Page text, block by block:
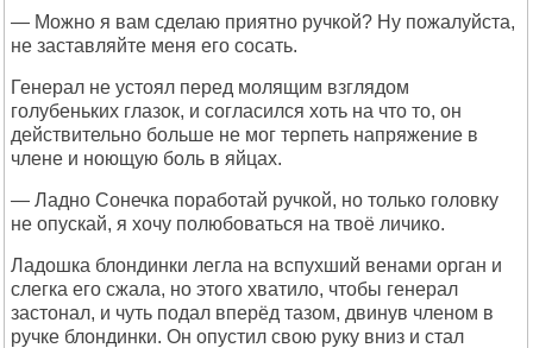
— Можно я вам сделаю приятно ручкой? Ну пожалуйста,
не заставляйте меня его сосать.
Генерал не устоял перед молящим взглядом
голубеньких глазок, и согласился хоть на что то, он
действительно больше не мог терпеть напряжение в
члене и ноющую боль в яйцах.
— Ладно Сонечка поработай ручкой, но только головку
не опускай, я хочу полюбоваться на твоё личико.
Ладошка блондинки легла на вспухший венами орган и
слегка его сжала, но этого хватило, чтобы генерал
застонал, и чуть подал вперёд тазом, двинув членом в
ручке блондинки. Он опустил свою руку вниз и стал